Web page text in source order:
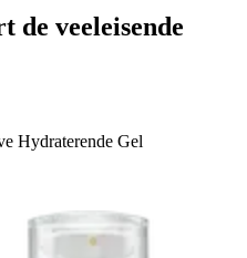
de veeleisende
Hydraterende Gel